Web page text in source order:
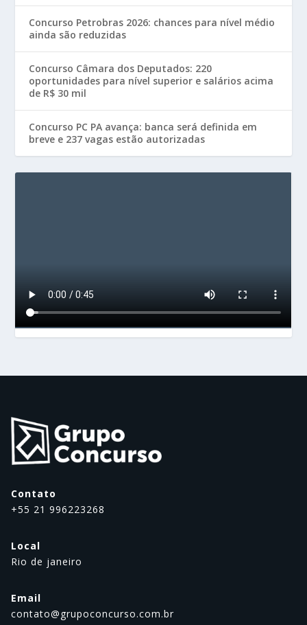
Concurso Petrobras 2026: chances para nível médio
ainda são reduzidas
Concurso Câmara dos Deputados: 220
oportunidades para nível superior e salários acima
de R$ 30 mil
Concurso PC PA avança: banca será definida em
breve e 237 vagas estão autorizadas
Contato
+55 21 996223268
Local
Rio de janeiro
Email
contato@grupoconcurso.com.br